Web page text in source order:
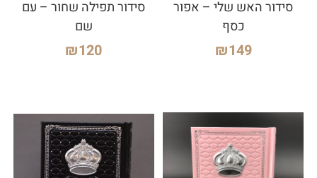
סידור האש שלי – אפור
כסף
₪149
סידור תפילה שחור – עם
שם
₪120